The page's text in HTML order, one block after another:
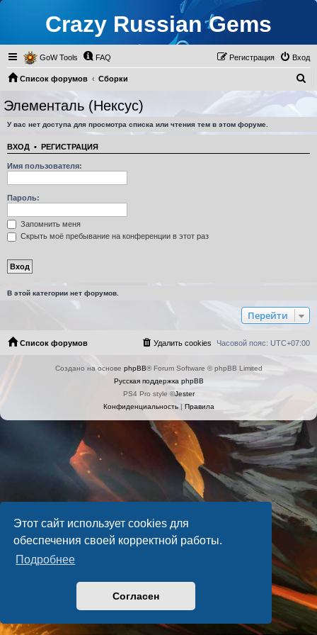
Этот сайт использует cookies для
обеспечения своей корректной работы.
Подробнее
Согласен
Crazy Russian Gems
GoW Tools FAQ Вход
Регистрация
Список форумов
Сборки
Прокачка Классов
Элементаль (Нексус)
У вас нет доступа для просмотра списка или чтения тем в этом форуме.
ВХОД • РЕГИСТРАЦИЯ
Имя пользователя:
Пароль:
Запомнить меня
Скрыть моё пребывание на конференции в этот раз
В этой категории нет форумов.
Перейти
Список форумов Часовой пояс: UTC+07:00
Удалить cookies
Создано на основе phpBB® Forum Software © phpBB Limited
Русская поддержка phpBB
PS4 Pro style ©Jester
Конфиденциальность| Правила